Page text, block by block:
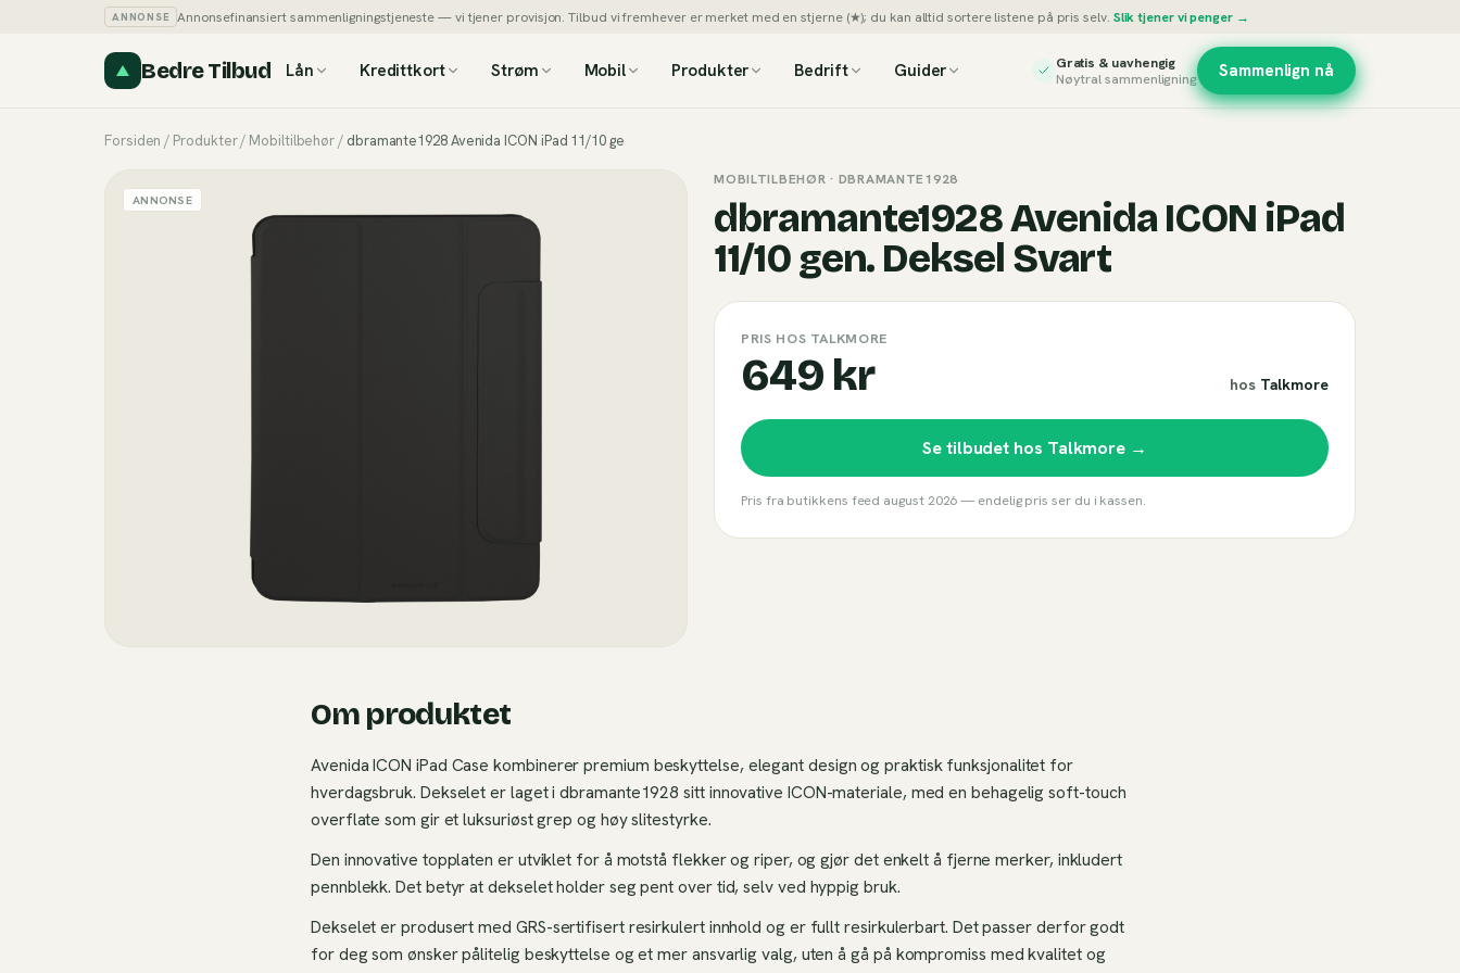
ANNONSE Annonsefinansiert sammenligningstjeneste — vi tjener provisjon. Tilbud vi fremhever er merket med en stjerne (★); du kan alltid sortere listene på pris selv. Slik tjener vi penger →
Bedre Tilbud Lån Kredittkort Strøm Mobil Produkter Bedrift Guider
Gratis & uavhengig
Nøytral sammenligning
Sammenlign nå
Forsiden / Produkter/ Mobiltilbehør/ dbramante1928 Avenida ICON iPad 11/10 ge
ANNONSE
MOBILTILBEHØR · DBRAMANTE1928
dbramante1928 Avenida ICON iPad
11/10 gen. Deksel Svart
PRIS HOS TALKMORE
649 kr hos Talkmore
Se tilbudet hos Talkmore →
Pris fra butikkens feed august 2026— endelig pris ser du i kassen.
Om produktet
Avenida ICON iPad Case kombinerer premium beskyttelse, elegant design og praktisk funksjonalitet for
hverdagsbruk. Dekselet er laget i dbramante1928 sitt innovative ICON-materiale, med en behagelig soft-touch
overflate som gir et luksuriøst grep og høy slitestyrke.
Den innovative topplaten er utviklet for å motstå flekker og riper, og gjør det enkelt å fjerne merker, inkludert
pennblekk. Det betyr at dekselet holder seg pent over tid, selv ved hyppig bruk.
Dekselet er produsert med GRS-sertifisert resirkulert innhold og er fullt resirkulerbart. Det passer derfor godt
for deg som ønsker pålitelig beskyttelse og et mer ansvarlig valg, uten å gå på kompromiss med kvalitet og